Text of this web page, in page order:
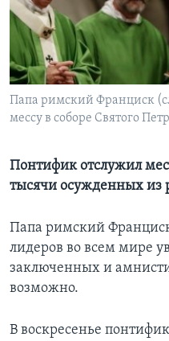
Learning English
СОЦИАЛЬНЫЕ СЕТИ
Папа римский Франциск
мессу в соборе Святого
Понтифик отслужил
тысячи осужденных из
Папа римский
лидеров во всем мире
заключенных и
возможно.
В воскресенье